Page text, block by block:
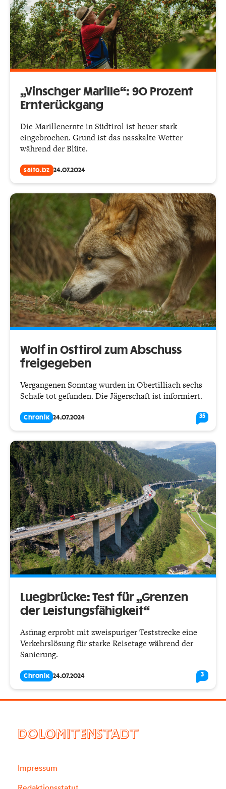
„Vinschger Marille“: 90 Prozent
Ernterückgang
Die Marillenernte in Südtirol ist heuer stark
eingebrochen. Grund ist das nasskalte Wetter
während der Blüte.
salto.bz 24.07.2024
Wolf in Osttirol zum Abschuss
freigegeben
Vergangenen Sonntag wurden in Obertilliach sechs
Schafe tot gefunden. Die Jägerschaft ist informiert.
Chronik 24.07.2024 35
Luegbrücke: Test für „Grenzen
der Leistungsfähigkeit“
Asfinag erprobt mit zweispuriger Teststrecke eine
Verkehrslösung für starke Reisetage während der
Sanierung.
Chronik 24.07.2024 3
DOLOMITENSTADT
Impressum